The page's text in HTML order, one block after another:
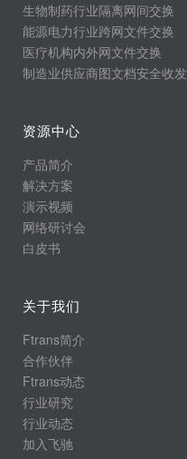
生物制药行业隔离网间交换
能源电力行业跨网文件交换
医疗机构内外网文件交换
制造业供应商图文档安全收发
资源中心
产品简介
解决方案
演示视频
网络研讨会
白皮书
关于我们
Ftrans简介
合作伙伴
Ftrans动态
行业研究
行业动态
加入飞驰